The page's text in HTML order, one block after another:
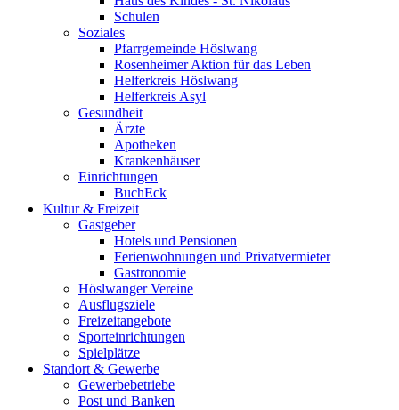
Schulen
Soziales
Pfarrgemeinde Höslwang
Rosenheimer Aktion für das Leben
Helferkreis Höslwang
Helferkreis Asyl
Gesundheit
Ärzte
Apotheken
Krankenhäuser
Einrichtungen
BuchEck
Kultur & Freizeit
Gastgeber
Hotels und Pensionen
Ferienwohnungen und Privatvermieter
Gastronomie
Höslwanger Vereine
Ausflugsziele
Freizeitangebote
Sporteinrichtungen
Spielplätze
Standort & Gewerbe
Gewerbebetriebe
Post und Banken